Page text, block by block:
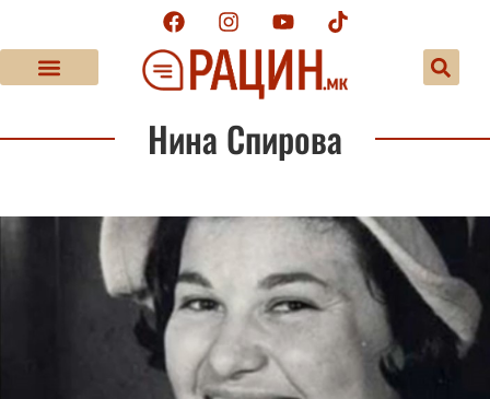
Нина Спирова